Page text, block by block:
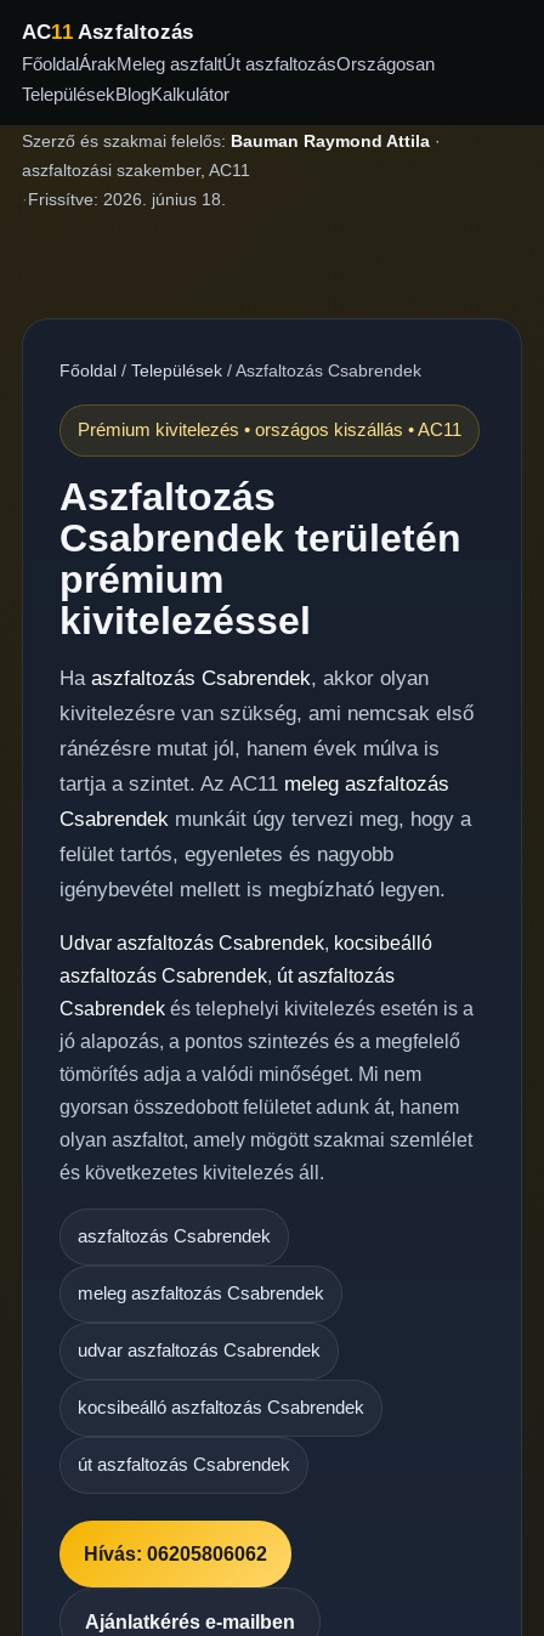
AC11Aszfaltozás
FőoldalÁrakMeleg aszfaltÚt aszfaltozásOrszágosan
TelepülésekBlogKalkulátor
Szerző és szakmai felelős: Bauman Raymond Attila·
aszfaltozási szakember, AC11
·Frissítve: 2026. június 18.
Főoldal/ Települések/Aszfaltozás Csabrendek
Prémium kivitelezés • országos kiszállás • AC11
Aszfaltozás
Csabrendek területén
prémium
kivitelezéssel
Ha aszfaltozás Csabrendek, akkor olyan
kivitelezésre van szükség, ami nemcsak első
ránézésre mutat jól, hanem évek múlva is
tartja a szintet. Az AC11 meleg aszfaltozás
Csabrendekmunkáit úgy tervezi meg, hogy a
felület tartós, egyenletes és nagyobb
igénybevétel mellett is megbízható legyen.
Udvar aszfaltozás Csabrendek, kocsibeálló
aszfaltozás Csabrendek, út aszfaltozás
Csabrendekés telephelyi kivitelezés esetén is a
jó alapozás, a pontos szintezés és a megfelelő
tömörítés adja a valódi minőséget. Mi nem
gyorsan összedobott felületet adunk át, hanem
olyan aszfaltot, amely mögött szakmai szemlélet
és következetes kivitelezés áll.
aszfaltozás Csabrendek
meleg aszfaltozás Csabrendek
udvar aszfaltozás Csabrendek
kocsibeálló aszfaltozás Csabrendek
út aszfaltozás Csabrendek
Hívás: 06205806062
Ajánlatkérés e-mailben